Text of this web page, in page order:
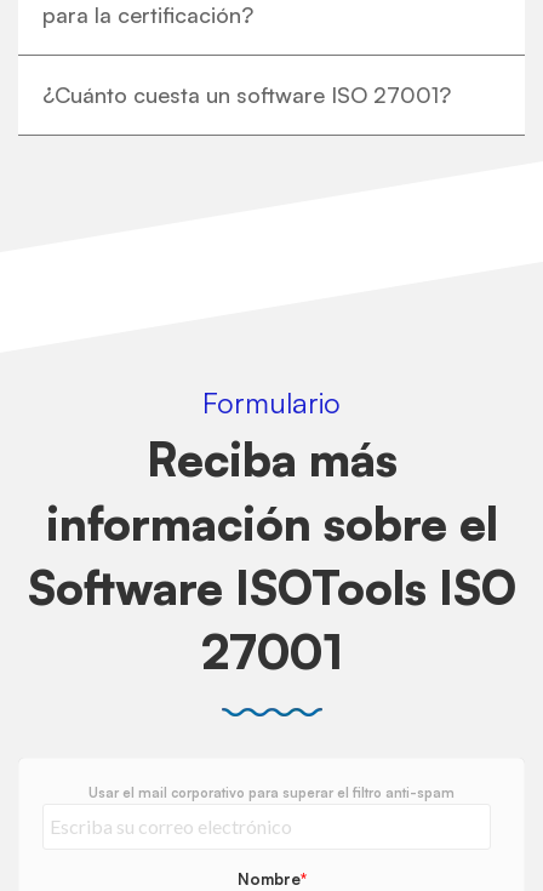
para la certificación?
¿Cuánto cuesta un software ISO 27001?
Formulario
Reciba más
información sobre el
Software ISOTools ISO
27001
Usar el mail corporativo para superar el filtro anti-spam
Nombre*